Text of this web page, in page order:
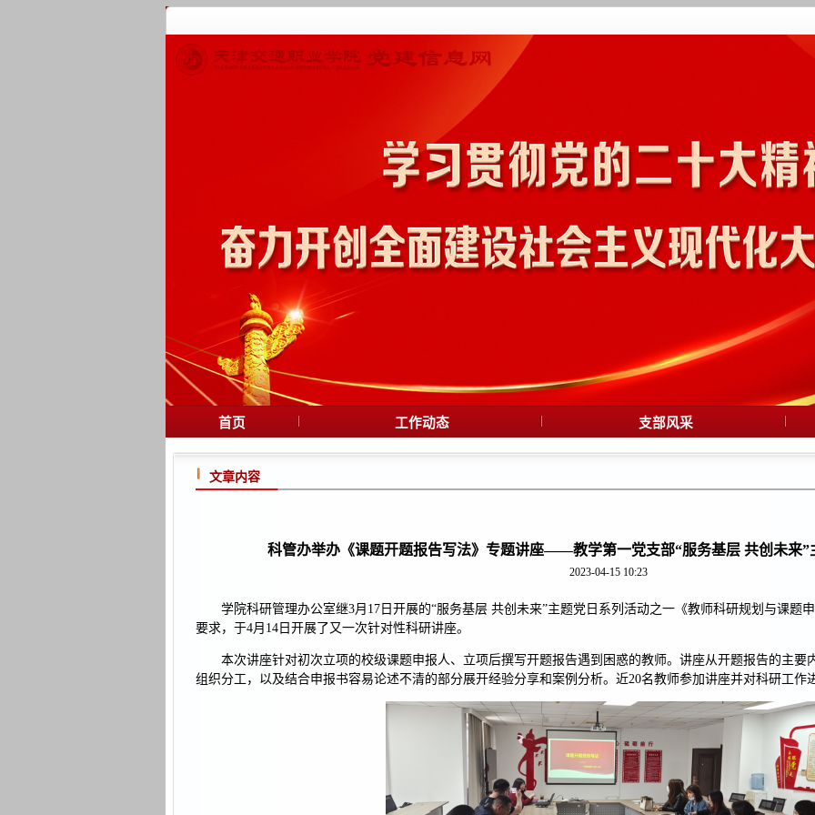
首页 工作动态 支部风采
文章内容
科管办举办《课题开题报告写法》专题讲座——教学第一党支部“服务基层 共创未来”
2023-04-15 10:23
学院科研管理办公室继3月17日开展的“服务基层 共创未来”主题党日系列活动之一《教师科研规划与课题
要求，于4月14日开展了又一次针对性科研讲座。
本次讲座针对初次立项的校级课题申报人、立项后撰写开题报告遇到困惑的教师。讲座从开题报告的主要
组织分工，以及结合申报书容易论述不清的部分展开经验分享和案例分析。近20名教师参加讲座并对科研工作